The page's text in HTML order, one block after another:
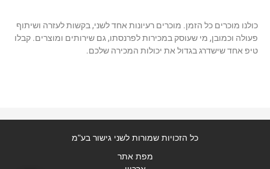
כולנו מוכרים כל הזמן. מוכרים רעיונות אחד לשני, בקשות לעזרה ושיתוף
פעולה וכמובן, מי שעוסק במכירות לפרנסתו, גם שירותים ומוצרים. קבלו
טיפ אחד שישדרג בגדול את יכולות המכירה שלכם.
כל הזכויות שמורות לשני גישור בע"מ
מפת אתר